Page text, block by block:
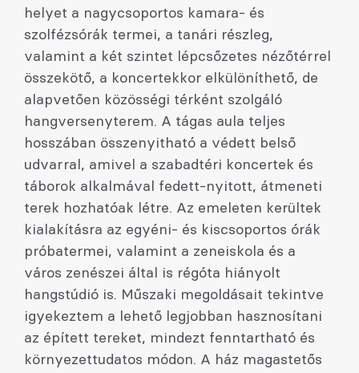
helyet a nagycsoportos kamara- és
szolfézsórák termei, a tanári részleg,
valamint a két szintet lépcsőzetes nézőtérrel
összekötő, a koncertekkor elkülöníthető, de
alapvetően közösségi térként szolgáló
hangversenyterem. A tágas aula teljes
hosszában összenyitható a védett belső
udvarral, amivel a szabadtéri koncertek és
táborok alkalmával fedett-nyitott, átmeneti
terek hozhatóak létre. Az emeleten kerültek
kialakításra az egyéni- és kiscsoportos órák
próbatermei, valamint a zeneiskola és a
város zenészei által is régóta hiányolt
hangstúdió is. Műszaki megoldásait tekintve
igyekeztem a lehető legjobban hasznosítani
az épített tereket, mindezt fenntartható és
környezettudatos módon. A ház magastetős